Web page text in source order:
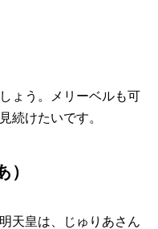
ょう。メリーベルも可
続けたいです。
）
天皇は、じゅりあさん